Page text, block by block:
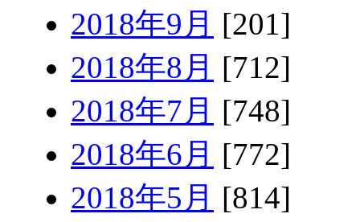
2018年9月 [201]
2018年8月 [712]
2018年7月 [748]
2018年6月 [772]
2018年5月 [814]